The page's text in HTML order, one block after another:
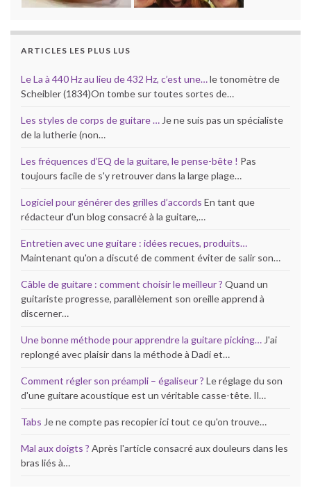
ARTICLES LES PLUS LUS
Le La à 440 Hz au lieu de 432 Hz, c’est une…le tonomètre de
Scheibler (1834)On tombe sur toutes sortes de…
Les styles de corps de guitare …Je ne suis pas un spécialiste
de la lutherie (non…
Les fréquences d’EQ de la guitare, le pense-bête ! Pas
toujours facile de s'y retrouver dans la large plage…
Logiciel pour générer des grilles d’accords En tant que
rédacteur d'un blog consacré à la guitare,…
Entretien avec une guitare : idées recues, produits…
Maintenant qu'on a discuté de comment éviter de salir son…
Câble de guitare : comment choisir le meilleur ? Quand un
guitariste progresse, parallèlement son oreille apprend à
discerner…
Une bonne méthode pour apprendre la guitare picking…J'ai
replongé avec plaisir dans la méthode à Dadi et…
Comment régler son préampli – égaliseur ? Le réglage du son
d'une guitare acoustique est un véritable casse-tête. Il…
Tabs Je ne compte pas recopier ici tout ce qu'on trouve…
Mal aux doigts ? Après l'article consacré aux douleurs dans les
bras liés à…